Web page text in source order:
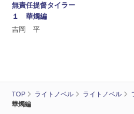
TOP ライトノベル ライトノベル
華燭編
無責任提督タイラー
１ 華燭編
吉岡 平